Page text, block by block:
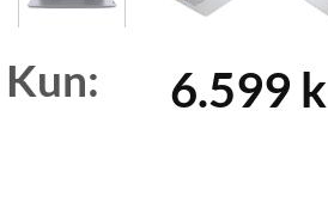
Kun: 6.599